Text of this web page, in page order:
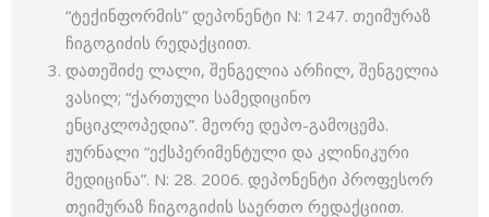
“ტექინფორმის” დეპონენტი N: 1247. თეიმურაზ
ჩიგოგიძის რედაქციით.
დათეშიძე ლალი, შენგელია არჩილ, შენგელია
ვასილ; “ქართული სამედიცინო
ენციკლოპედია”. მეორე დეპო-გამოცემა.
ჟურნალი “ექსპერიმენტული და კლინიკური
მედიცინა”. N: 28. 2006. დეპონენტი პროფესორ
თეიმურაზ ჩიგოგიძის საერთო რედაქციით.